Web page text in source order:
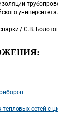
/ С.В.
тепловых сетей с